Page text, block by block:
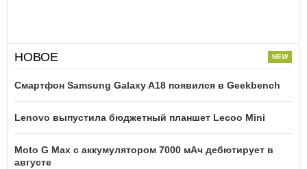
НОВОЕ
Смартфон Samsung Galaxy A18 появился в Geekbench
Lenovo выпустила бюджетный планшет Lecoo Mini
Moto G Max с аккумулятором 7000 мАч дебютирует в
августе